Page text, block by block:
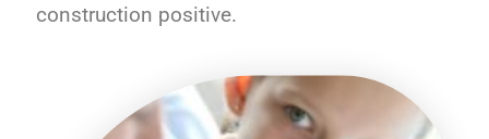
construction positive.